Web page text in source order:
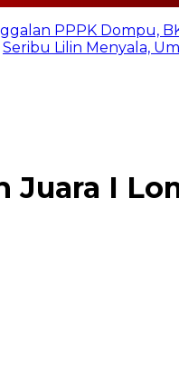
PPPK Dompu,
Seribu Lilin Menyala,
Juara I